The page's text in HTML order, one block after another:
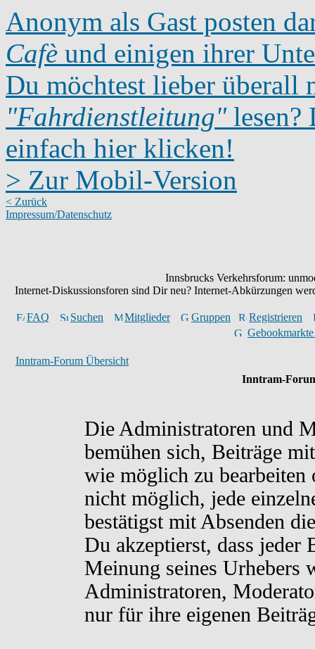
Anonym als Gast posten
Cafè und einigen ihrer
Du möchtest lieber überall
"Fahrdienstleitung"lesen?
einfach hier klicken!
> Zur Mobil-Version
< Zurück
Impressum/Datenschutz
Innsbrucks Verkehrsforum:
Internet-Diskussionsforen sind Dir neu? Internet-Abkürzungen
FAQ Suchen Mitglieder Gruppen
Registrieren
Inntram-Forum Übersicht
Inntram-
Die Administratoren und
bemühen sich, Beiträge
wie möglich zu bearbeiten
nicht möglich, jede
bestätigst mit Absenden
Du akzeptierst, dass jeder
Meinung seines Urhebers
Administratoren,
nur für ihre eigenen